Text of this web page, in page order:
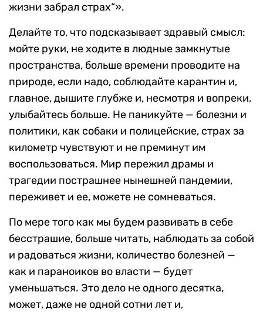
жизни забрал страх“».
Делайте то, что подсказывает здравый смысл:
мойте руки, не ходите в людные замкнутые
пространства, больше времени проводите на
природе, если надо, соблюдайте карантин и,
главное, дышите глубже и, несмотря и вопреки,
улыбайтесь больше. Не паникуйте — болезни и
политики, как собаки и полицейские, страх за
километр чувствуют и не преминут им
воспользоваться. Мир пережил драмы и
трагедии пострашнее нынешней пандемии,
переживет и ее, можете не сомневаться.
По мере того как мы будем развивать в себе
бесстрашие, больше читать, наблюдать за собой
и радоваться жизни, количество болезней —
как и параноиков во власти — будет
уменьшаться. Это дело не одного десятка,
может, даже не одной сотни лет и,